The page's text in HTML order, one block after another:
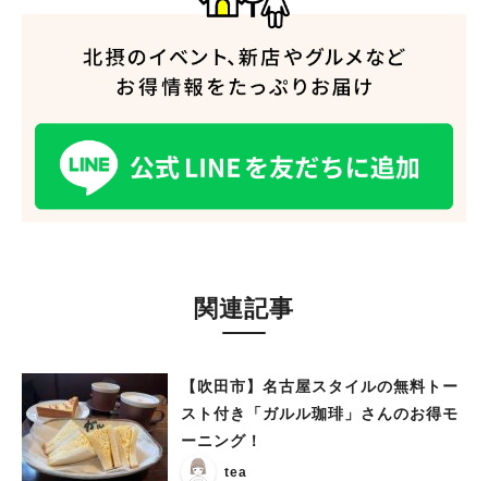
関連記事
【吹田市】名古屋スタイルの無料トー
スト付き「ガルル珈琲」さんのお得モ
ーニング！
tea